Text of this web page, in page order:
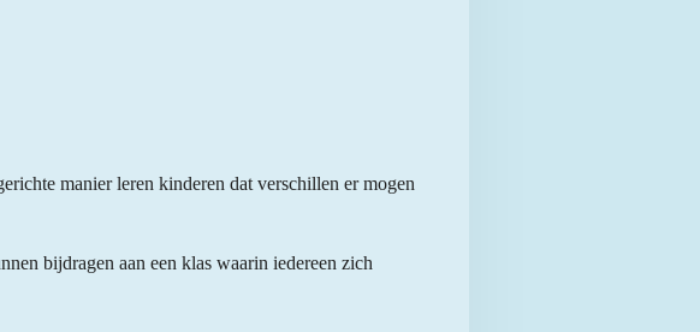
manier leren kinderen dat verschillen er mogen
bijdragen aan een klas waarin iedereen zich